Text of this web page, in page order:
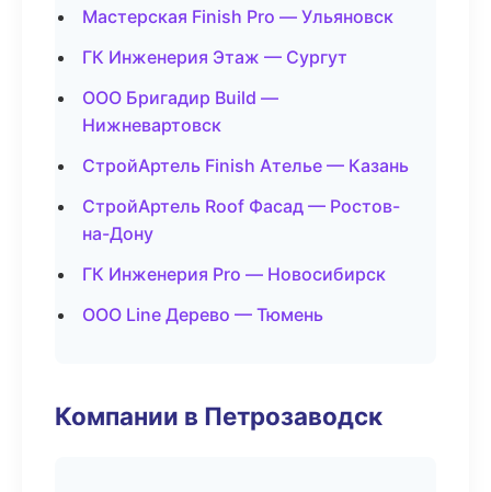
Мастерская Finish Pro — Ульяновск
ГК Инженерия Этаж — Сургут
ООО Бригадир Build —
Нижневартовск
СтройАртель Finish Ателье — Казань
СтройАртель Roof Фасад — Ростов-
на-Дону
ГК Инженерия Pro — Новосибирск
ООО Line Дерево — Тюмень
Компании в Петрозаводск